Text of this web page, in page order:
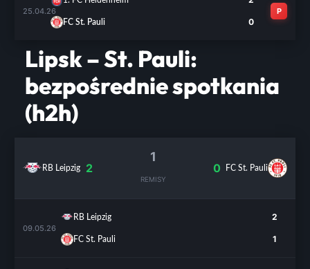
25.04.26
FC St. Pauli 0
P
Lipsk – St. Pauli:
bezpośrednie spotkania
(h2h)
RB Leipzig 2
1
REMISY
0 FC St. Pauli
09.05.26
RB Leipzig
FC St. Pauli
2
1